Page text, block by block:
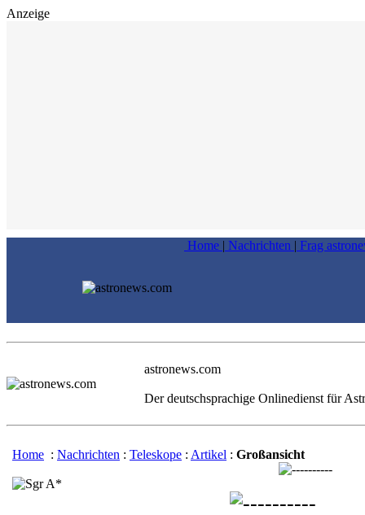
Anzeige
Home | Nachrichten | Frag
astronews.com
Der deutschsprachige Onlinedienst für
Home : Nachrichten : Teleskope : Artikel : Großansicht